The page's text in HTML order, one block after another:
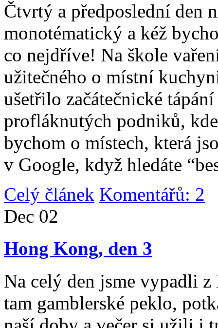
Čtvrtý a předposlední den
monotématický a kéž
co nejdříve! Na škole
užitečného o místní
ušetřilo začátečnické
profláknutých podniků,
bychom o místech, která
v Google, když hledáte
Celý článek Komentářů: 2
Dec 02
Hong Kong, den 3
Na celý den jsme vypadli
tam gamblerské peklo,